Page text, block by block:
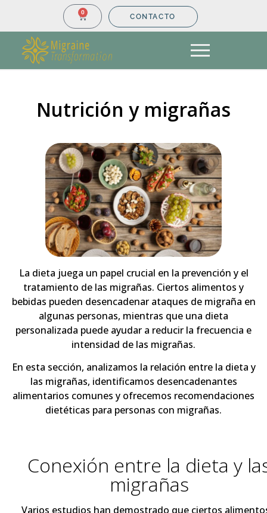
CONTACTO
0
Nutrición y migrañas
La dieta juega un papel crucial en la prevención y el
tratamiento de las migrañas. Ciertos alimentos y
bebidas pueden desencadenar ataques de migraña en
algunas personas, mientras que una dieta
personalizada puede ayudar a reducir la frecuencia e
intensidad de las migrañas.
En esta sección, analizamos la relación entre la dieta y
las migrañas, identificamos desencadenantes
alimentarios comunes y ofrecemos recomendaciones
dietéticas para personas con migrañas.
Conexión entre la dieta y
migrañas
Varios estudios han demostrado que ciertos